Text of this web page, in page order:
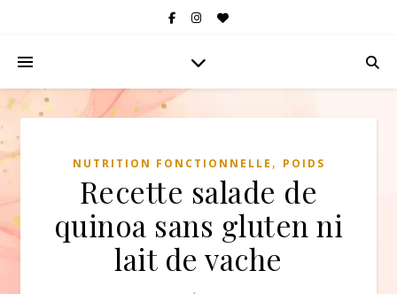
NUTRITION FONCTIONNELLE , POIDS
Recette salade de
quinoa sans gluten ni
lait de vache